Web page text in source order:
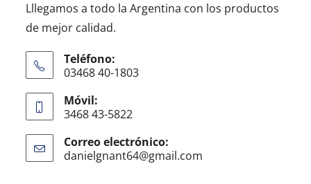
Lllegamos a todo la Argentina con los productos
de mejor calidad.
Teléfono:
03468 40-1803
Móvil:
3468 43-5822
Correo electrónico:
danielgnant64@gmail.com